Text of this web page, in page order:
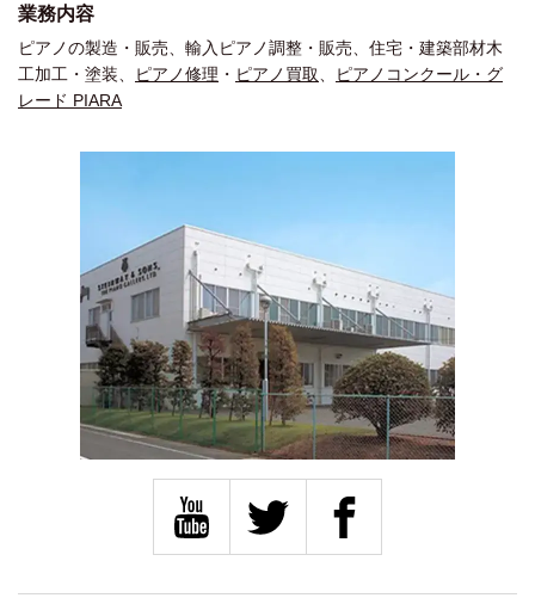
業務内容
ピアノの製造・販売、輸入ピアノ調整・販売、住宅・建築部材木
工加工・塗装、
ピアノ修理 ・ ピアノ買取
ピアノコンクール・グ
レード PIARA